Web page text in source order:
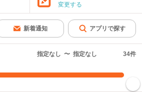
変更する
新着通知 アプリで探す
指定なし 〜 指定なし 34件